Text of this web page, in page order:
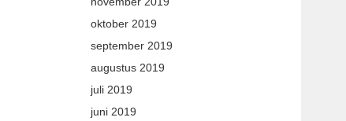
oktober 2019
september 2019
augustus 2019
juli 2019
juni 2019